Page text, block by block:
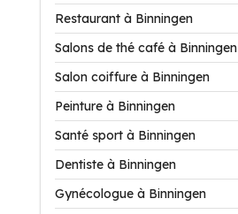
Restaurant à Binningen
Salons de thé café à Binningen
Salon coiffure à Binningen
Peinture à Binningen
Santé sport à Binningen
Dentiste à Binningen
Gynécologue à Binningen